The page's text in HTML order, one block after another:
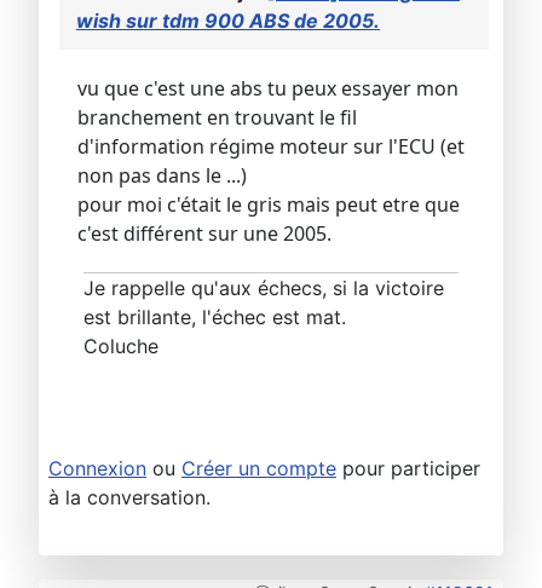
wish sur tdm 900 ABS de 2005.
vu que c'est une abs tu peux essayer mon
branchement en trouvant le fil
d'information régime moteur sur l'ECU (et
non pas dans le ...)
pour moi c'était le gris mais peut etre que
c'est différent sur une 2005.
Je rappelle qu'aux échecs, si la victoire
est brillante, l'échec est mat.
Coluche
Connexion ou Créer un compte pour participer
à la conversation.